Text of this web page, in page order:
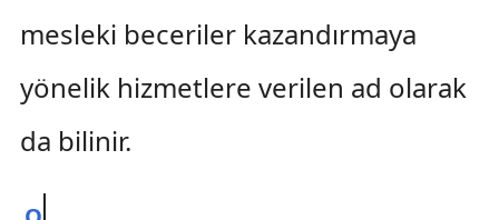
mesleki beceriler kazandırmaya
yönelik hizmetlere verilen ad olarak
da bilinir.